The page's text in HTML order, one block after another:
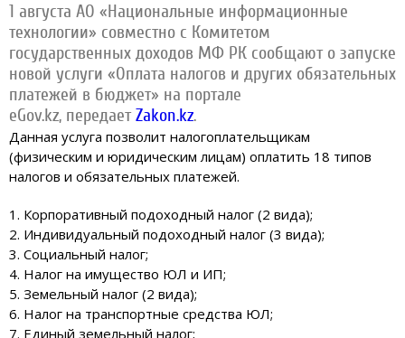
1 августа АО «Национальные информационные
технологии» совместно с Комитетом
государственных доходов МФ РК сообщают о запуске
новой услуги «Оплата налогов и других обязательных
платежей в бюджет» на портале
eGov.kz, передаетZakon.kz.
Данная услуга позволит налогоплательщикам
(физическим и юридическим лицам) оплатить 18 типов
налогов и обязательных платежей.
1. Корпоративный подоходный налог (2 вида);
2. Индивидуальный подоходный налог (3 вида);
3. Социальный налог;
4. Налог на имущество ЮЛ и ИП;
5. Земельный налог (2 вида);
6. Налог на транспортные средства ЮЛ;
7. Единый земельный налог;